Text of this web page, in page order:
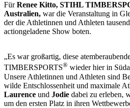
FürRenee Kitto, STIHL
Australien, war die Veranstaltung in
der die Athletinnen und Athleten
actiongeladene Show boten.
„Es war großartig, diese
TIMBERSPORTS® wieder hier in
Unsere Athletinnen und Athleten sind
wilde Entschlossenheit und maximale
Laurence und Jodie dabei zu erleben,
um den ersten Platz in ihren